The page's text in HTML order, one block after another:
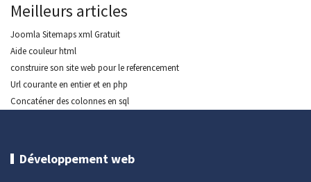
Meilleurs articles
Joomla Sitemaps xml Gratuit
Aide couleur html
construire son site web pour le referencement
Url courante en entier et en php
Concaténer des colonnes en sql
Développement web